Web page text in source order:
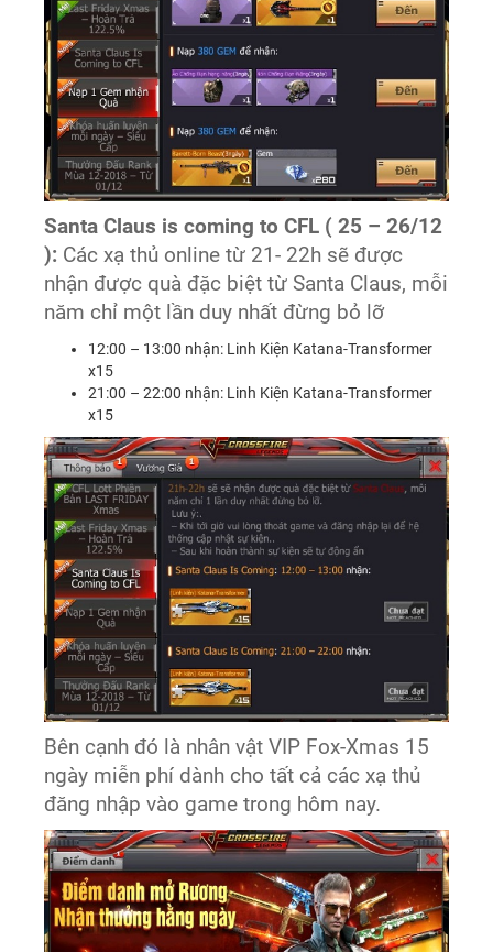
Santa Claus is coming to CFL ( 25 – 26/12
): Các xạ thủ online từ 21- 22h sẽ được
nhận được quà đặc biệt từ Santa Claus, mỗi
năm chỉ một lần duy nhất đừng bỏ lỡ
12:00 – 13:00 nhận: Linh Kiện Katana-Transformer
x15
21:00 – 22:00 nhận: Linh Kiện Katana-Transformer
x15
Bên cạnh đó là nhân vật VIP Fox-Xmas 15
ngày miễn phí dành cho tất cả các xạ thủ
đăng nhập vào game trong hôm nay.